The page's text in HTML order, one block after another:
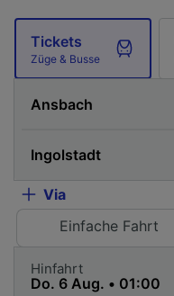
Tickets
Züge & Busse
Via
Einfache Fahrt
Hinfahrt